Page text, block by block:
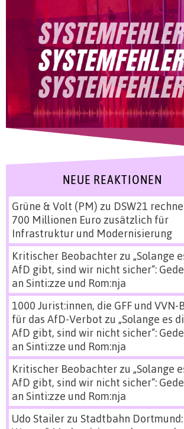
NEUE REAKTIONEN
Grüne & Volt (PM) zu DSW21
700 Millionen Euro zusätzlich für
Infrastruktur und Modernisierung
Kritischer Beobachterzu „Solange
AfD gibt, sind wir nicht sicher“:
an Sinti:zze und Rom:nja
1000 Jurist:innen, die GFF und VVN-
für das AfD-Verbot zu „Solange es
AfD gibt, sind wir nicht sicher“:
an Sinti:zze und Rom:nja
Kritischer Beobachterzu „Solange
AfD gibt, sind wir nicht sicher“:
an Sinti:zze und Rom:nja
Udo Stailerzu Stadtbahn Dortmund: